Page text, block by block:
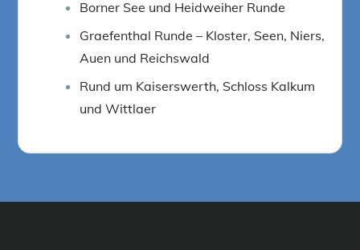
Borner See und Heidweiher Runde
Graefenthal Runde – Kloster, Seen, Niers,
Auen und Reichswald
Rund um Kaiserswerth, Schloss Kalkum
und Wittlaer